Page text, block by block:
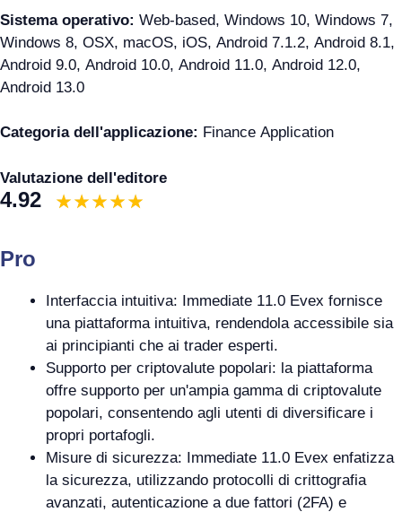
Sistema operativo: Web-based, Windows 10, Windows 7,
Windows 8, OSX, macOS, iOS, Android 7.1.2, Android 8.1,
Android 9.0, Android 10.0, Android 11.0, Android 12.0,
Android 13.0
Categoria dell'applicazione: Finance Application
Valutazione dell'editore
4.92
Pro
Interfaccia intuitiva: Immediate 11.0 Evex fornisce
una piattaforma intuitiva, rendendola accessibile sia
ai principianti che ai trader esperti.
Supporto per criptovalute popolari: la piattaforma
offre supporto per un'ampia gamma di criptovalute
popolari, consentendo agli utenti di diversificare i
propri portafogli.
Misure di sicurezza: Immediate 11.0 Evex enfatizza
la sicurezza, utilizzando protocolli di crittografia
avanzati, autenticazione a due fattori (2FA) e